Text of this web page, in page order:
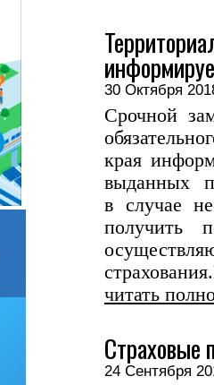
30 Октября
Срочной
края
выданных
в случае
получить
читать
Страховые
24 Сентября